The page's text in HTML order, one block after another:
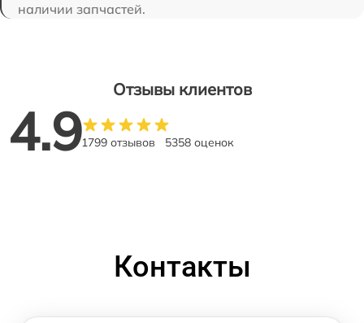
наличии запчастей.
Отзывы клиентов
4.91799 отзывов 5358 оценок
Контакты